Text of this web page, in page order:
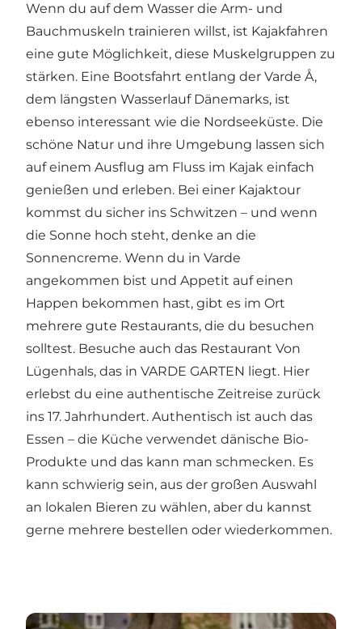
Wenn du auf dem Wasser die Arm- und
Bauchmuskeln trainieren willst, ist Kajakfahren
eine gute Möglichkeit, diese Muskelgruppen zu
stärken. Eine Bootsfahrt entlang der Varde Å,
dem längsten Wasserlauf Dänemarks, ist
ebenso interessant wie die Nordseeküste. Die
schöne Natur und ihre Umgebung lassen sich
auf einem Ausflug am Fluss im Kajak einfach
genießen und erleben. Bei einer Kajaktour
kommst du sicher ins Schwitzen – und wenn
die Sonne hoch steht, denke an die
Sonnencreme. Wenn du in Varde
angekommen bist und Appetit auf einen
Happen bekommen hast, gibt es im Ort
mehrere gute Restaurants, die du besuchen
solltest. Besuche auch das Restaurant Von
Lügenhals, das in VARDE GARTEN liegt. Hier
erlebst du eine authentische Zeitreise zurück
ins 17. Jahrhundert. Authentisch ist auch das
Essen – die Küche verwendet dänische Bio-
Produkte und das kann man schmecken. Es
kann schwierig sein, aus der großen Auswahl
an lokalen Bieren zu wählen, aber du kannst
gerne mehrere bestellen oder wiederkommen.